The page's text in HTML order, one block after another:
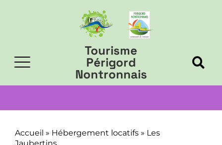
Tourisme
Périgord
Nontronnais
Accueil » Hébergement locatifs » Les